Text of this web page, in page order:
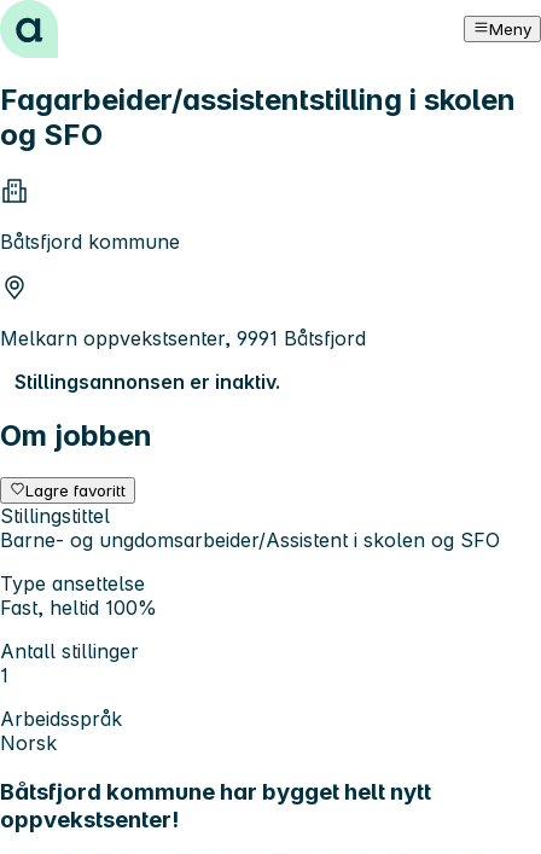
Hopp til innhold Meny
Fagarbeider/assistentstilling i skolen
og SFO
Båtsfjord kommune
Melkarn oppvekstsenter, 9991 Båtsfjord
Stillingsannonsen er inaktiv.
Om jobben
Lagre favoritt
Stillingstittel
Barne- og ungdomsarbeider/Assistent i skolen og SFO
Type ansettelse
Fast, heltid 100%
Antall stillinger
1
Arbeidsspråk
Norsk
Båtsfjord kommune har bygget helt nytt
oppvekstsenter!